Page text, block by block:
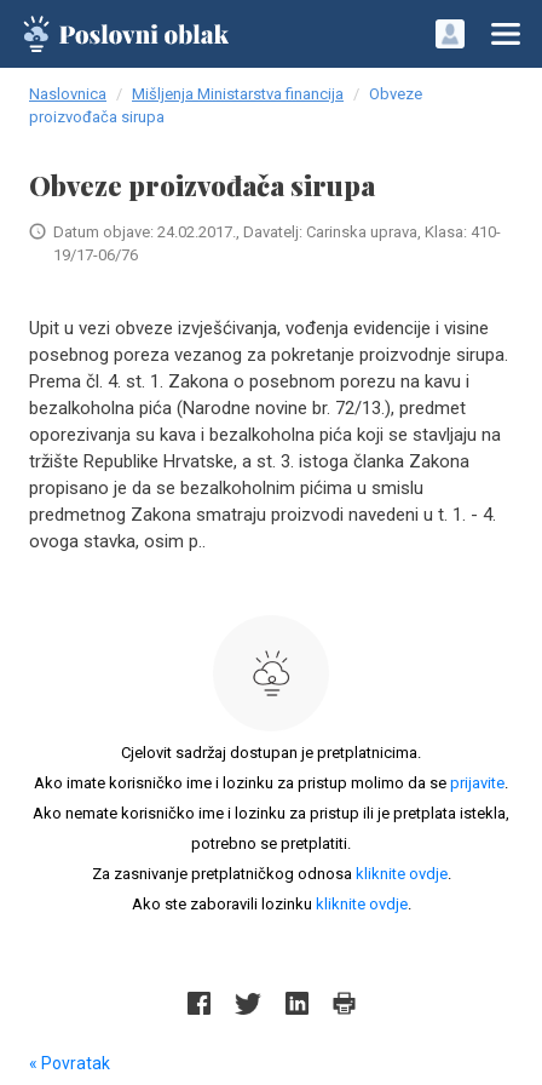
Naslovnica Mišljenja Ministarstva financija
Obveze
proizvođača sirupa
Obveze proizvođača sirupa
Datum objave: 24.02.2017., Davatelj: Carinska uprava, Klasa: 410-
19/17-06/76
Upit u vezi obveze izvješćivanja, vođenja evidencije i visine
posebnog poreza vezanog za pokretanje proizvodnje sirupa.
Prema čl. 4. st. 1. Zakona o posebnom porezu na kavu i
bezalkoholna pića (Narodne novine br. 72/13.), predmet
oporezivanja su kava i bezalkoholna pića koji se stavljaju na
tržište Republike Hrvatske, a st. 3. istoga članka Zakona
propisano je da se bezalkoholnim pićima u smislu
predmetnog Zakona smatraju proizvodi navedeni u t. 1. - 4.
ovoga stavka, osim p..
Cjelovit sadržaj dostupan je pretplatnicima.
Ako imate korisničko ime i lozinku za pristup molimo da se prijavite.
Ako nemate korisničko ime i lozinku za pristup ili je pretplata istekla,
potrebno se pretplatiti.
Za zasnivanje pretplatničkog odnosa kliknite ovdje.
Ako ste zaboravili lozinku kliknite ovdje.
« Povratak